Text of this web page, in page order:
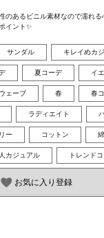
のあるビニル素材なので濡れ
イント✨
サンダル キレイめカ
夏コーデ イ
ェーブ 春 春
ラディエイト
ー コットン 綿
カジュアル トレンド
お気に入り登録